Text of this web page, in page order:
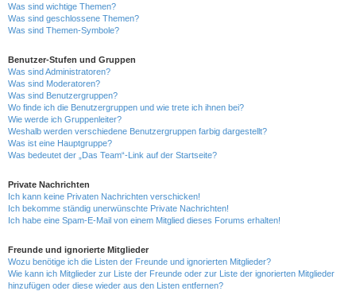
Was sind wichtige Themen?
Was sind geschlossene Themen?
Was sind Themen-Symbole?
Benutzer-Stufen und Gruppen
Was sind Administratoren?
Was sind Moderatoren?
Was sind Benutzergruppen?
Wo finde ich die Benutzergruppen und wie trete ich ihnen bei?
Wie werde ich Gruppenleiter?
Weshalb werden verschiedene Benutzergruppen farbig dargestellt?
Was ist eine Hauptgruppe?
Was bedeutet der „Das Team“-Link auf der Startseite?
Private Nachrichten
Ich kann keine Privaten Nachrichten verschicken!
Ich bekomme ständig unerwünschte Private Nachrichten!
Ich habe eine Spam-E-Mail von einem Mitglied dieses Forums erhalten!
Freunde und ignorierte Mitglieder
Wozu benötige ich die Listen der Freunde und ignorierten Mitglieder?
Wie kann ich Mitglieder zur Liste der Freunde oder zur Liste der ignorierten Mitglieder
hinzufügen oder diese wieder aus den Listen entfernen?